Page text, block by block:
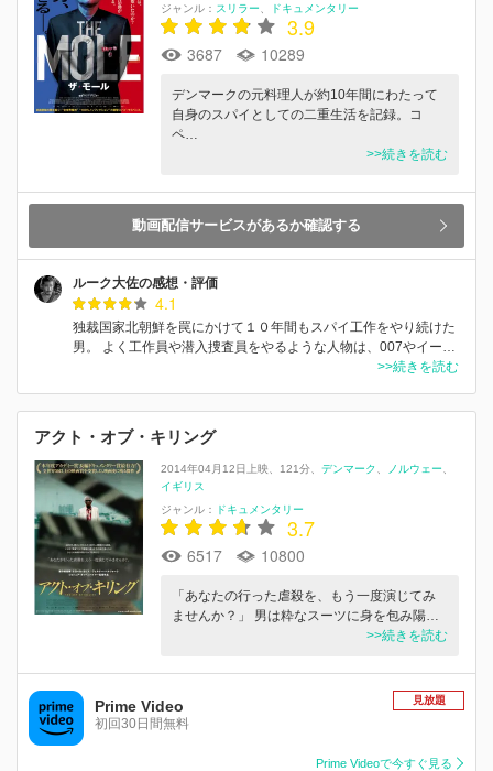
ジャンル： スリラー ドキュメンタリー
3.9
3687 10289
デンマークの元料理人が約10年間にわたって
自身のスパイとしての二重生活を記録。コ
ペ…
>>続きを読む
動画配信サービスがあるか確認する
ルーク大佐の感想・評価
4.1
独裁国家北朝鮮を罠にかけて１０年間もスパイ工作をやり続けた
男。 よく工作員や潜入捜査員をやるような人物は、007やイー…
>>続きを読む
アクト・オブ・キリング
2014年04月12日上映 121分 デンマーク
ノルウェー
イギリス
ジャンル：
ドキュメンタリー
3.7
6517 10800
「あなたの行った虐殺を、もう一度演じてみ
ませんか？」 男は粋なスーツに身を包み陽…
>>続きを読む
Prime Video
初回30日間無料
見放題
Prime Videoで今すぐ見る